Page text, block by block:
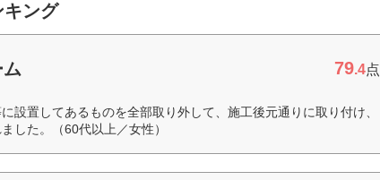
ング
79.4点
設置してあるものを全部取り外して、施工後元通りに取り付け、
した。（60代以上／女性）